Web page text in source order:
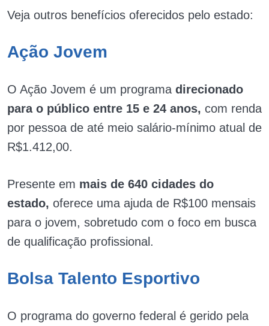
Veja outros benefícios oferecidos pelo estado:
Ação Jovem
O Ação Jovem é um programa direcionado
para o público entre 15 e 24 anos, com renda
por pessoa de até meio salário-mínimo atual de
R$1.412,00.
Presente em mais de 640 cidades do
estado, oferece uma ajuda de R$100 mensais
para o jovem, sobretudo com o foco em busca
de qualificação profissional.
Bolsa Talento Esportivo
O programa do governo federal é gerido pela